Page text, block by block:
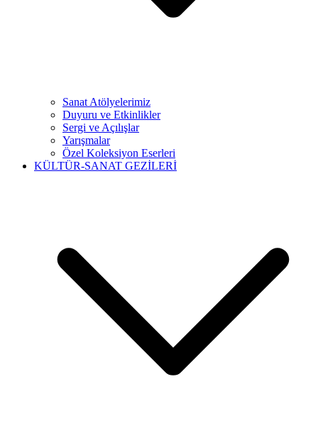
Sanat Atölyelerimiz
Duyuru ve Etkinlikler
Sergi ve Açılışlar
Yarışmalar
Özel Koleksiyon Eserleri
KÜLTÜR-SANAT GEZİLERİ